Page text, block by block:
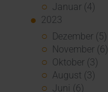
Januar (4)
2023
Dezember (5)
November (6)
Oktober (3)
August (3)
Juni (6)